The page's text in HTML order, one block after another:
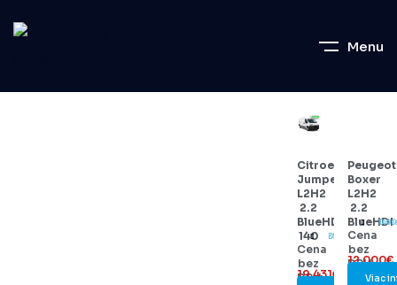
Menu
Citroen
Jumper
L2H2
2.2
BlueHDi
140
Diesel
35000
Cena
bez
DPH:
19.431€
Peugeot
Boxer
L2H2
2.2
BlueHDI
Cena
bez
DPH:
12.000€
Viac